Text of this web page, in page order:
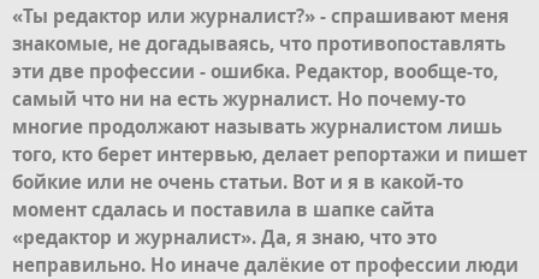
«Ты редактор или журналист?» - спрашивают меня
знакомые, не догадываясь, что противопоставлять
эти две профессии - ошибка. Редактор, вообще-то,
самый что ни на есть журналист. Но почему-то
многие продолжают называть журналистом лишь
того, кто берет интервью, делает репортажи и пишет
бойкие или не очень статьи. Вот и я в какой-то
момент сдалась и поставила в шапке сайта
«редактор и журналист». Да, я знаю, что это
неправильно. Но иначе далёкие от профессии люди